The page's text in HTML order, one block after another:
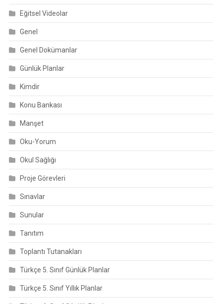
Eğitsel Videolar
Genel
Genel Dokümanlar
Günlük Planlar
Kimdir
Konu Bankası
Manşet
Oku-Yorum
Okul Sağlığı
Proje Görevleri
Sınavlar
Sunular
Tanıtım
Toplantı Tutanakları
Türkçe 5. Sınıf Günlük Planlar
Türkçe 5. Sınıf Yıllık Planlar